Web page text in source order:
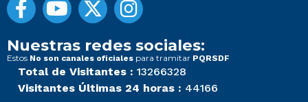
Nuestras redes sociales:
Estos No son canales oficiales para tramitar PQRSDF
Total de Visitantes : 13266328
Visitantes Últimas 24 horas : 44166